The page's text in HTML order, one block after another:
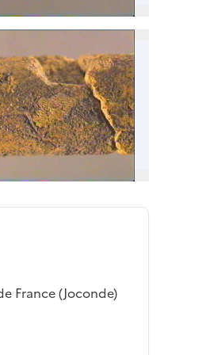
France (Joconde)